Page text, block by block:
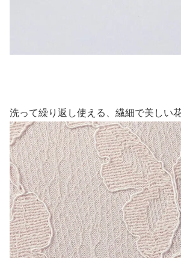
洗って繰り返し使える、繊細で美しい